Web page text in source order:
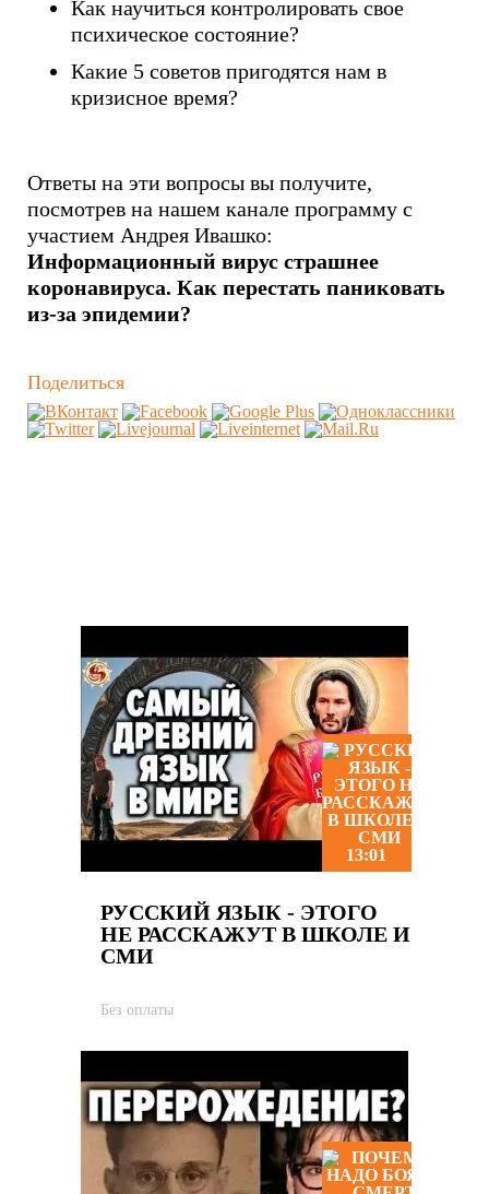
Как научиться контролировать свое
психическое состояние?
Какие 5 советов пригодятся нам в
кризисное время?
Ответы на эти вопросы вы получите,
посмотрев на нашем канале программу с
участием Андрея Ивашко:
Информационный вирус страшнее
коронавируса. Как перестать паниковать
из-за эпидемии?
Поделиться
13:01
РУССКИЙ ЯЗЫК - ЭТОГО
НЕ РАССКАЖУТ В ШКОЛЕ И
СМИ
Без оплаты